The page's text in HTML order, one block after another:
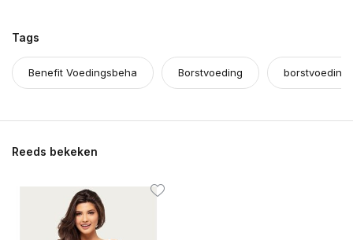
Tags
Benefit Voedingsbeha Borstvoeding
Reeds bekeken